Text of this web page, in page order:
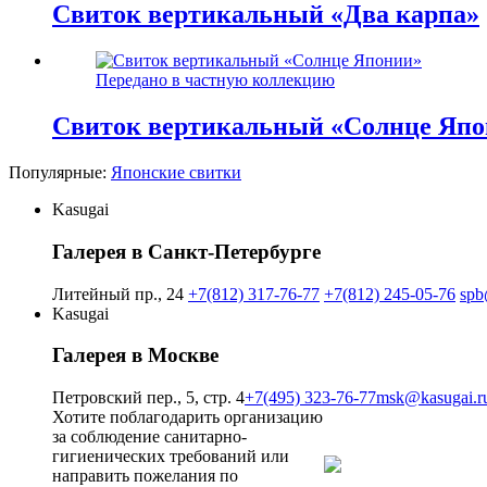
Свиток вертикальный «Два карпа»
Передано в частную коллекцию
Свиток вертикальный «Солнце
Популярные: Японские свитки
Kasugai
Галерея в Санкт-Петербурге
Литейный пр., 24 +7(812) 317-76-77 +7(812) 245-05-76
Kasugai
Галерея в Москве
Петровский пер., 5, стр. 4+7(495) 323-76-77
Хотите поблагодарить организацию
за соблюдение санитарно-
гигиенических требований или
направить пожелания по